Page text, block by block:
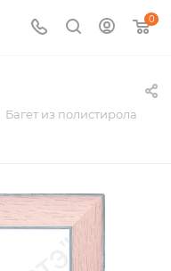
0
Багет из полистирола